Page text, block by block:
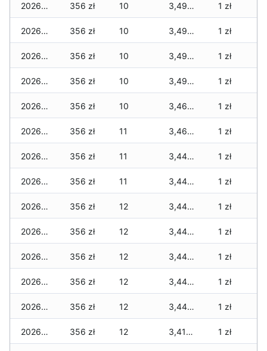
2026-01-18 356 zł 10 3,492 zł 1 zł
2026-01-17 356 zł 10 3,492 zł 1 zł
2026-01-16 356 zł 10 3,492 zł 1 zł
2026-01-15 356 zł 10 3,492 zł 1 zł
2026-01-14 356 zł 10 3,462 zł 1 zł
2026-01-13 356 zł 11 3,462 zł 1 zł
2026-01-12 356 zł 11 3,449 zł 1 zł
2026-01-11 356 zł 11 3,449 zł 1 zł
2026-01-09 356 zł 12 3,449 zł 1 zł
2026-01-08 356 zł 12 3,449 zł 1 zł
2026-01-07 356 zł 12 3,449 zł 1 zł
2026-01-06 356 zł 12 3,449 zł 1 zł
2026-01-05 356 zł 12 3,449 zł 1 zł
2026-01-04 356 zł 12 3,419 zł 1 zł